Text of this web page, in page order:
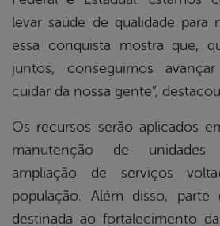
levar saúde de qualidade para
essa conquista mostra que,
juntos, conseguimos
cuidar da nossa gente”,
Os recursos serão aplicados
manutenção de unidades
ampliação de serviços
população. Além disso,
destinada ao fortalecimento